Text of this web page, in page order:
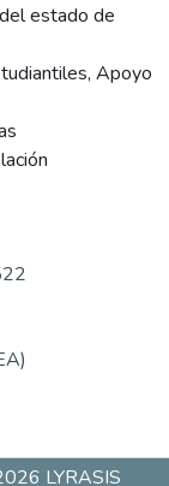
estado de
Apoyo
LYRASIS